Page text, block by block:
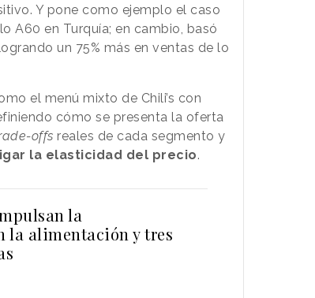
Y pone como ejemplo el caso
A60 en Turquía; en cambio, basó
un 75% más en ventas de lo
el menú mixto de Chili’s con
cómo se presenta la oferta
offs reales de cada segmento y
la elasticidad del precio.
la
la alimentación y tres